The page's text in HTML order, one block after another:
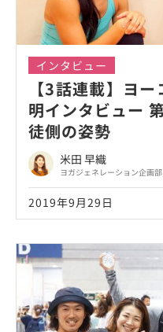
インタビュー
【3話連載】ヨ
明インタビュー 第2部：ヨガを受ける生
徒側の姿勢
米田 早織
ヨガジェネレーション企画部
2019年9月29日